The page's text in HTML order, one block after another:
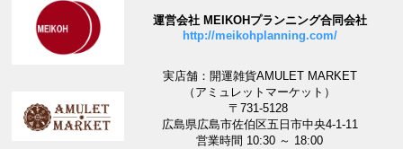
運営会社 MEIKOHプランニング合同会社
http://meikohplanning.com/
実店舗：開運雑貨AMULET MARKET
（アミュレットマーケット）
〒731-5128
広島県広島市佐伯区五日市中央4-1-11
営業時間 10:30 ～ 18:00